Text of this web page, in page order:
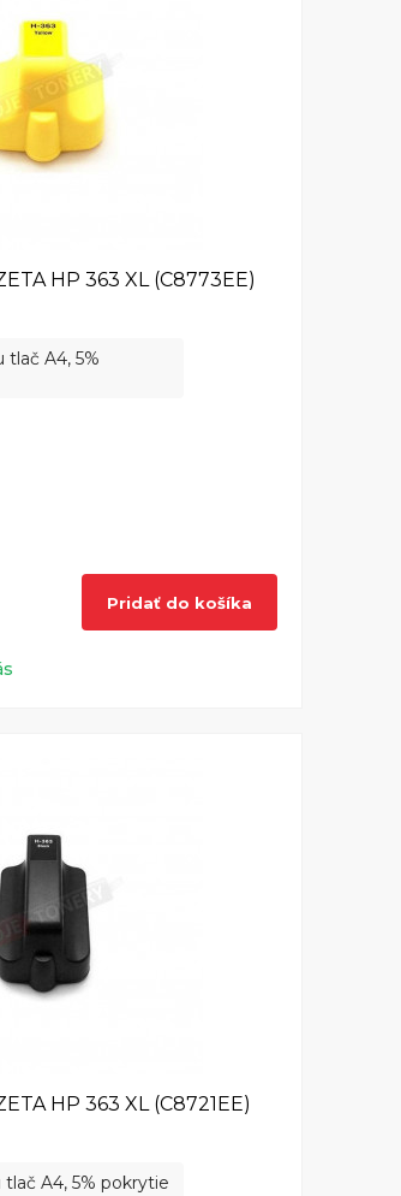
HP 363 XL (C8773EE)
tlač A4, 5%
Pridať do košíka
HP 363 XL (C8721EE)
tlač A4, 5% pokrytie